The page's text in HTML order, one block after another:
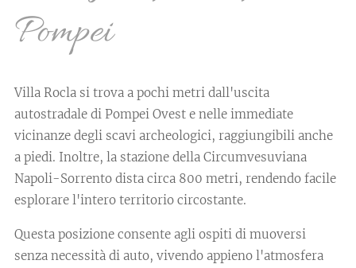
Pompei
Villa Rocla si trova a pochi metri dall'uscita
autostradale di Pompei Ovest e nelle immediate
vicinanze degli scavi archeologici, raggiungibili anche
a piedi. Inoltre, la stazione della Circumvesuviana
Napoli-Sorrento dista circa 800 metri, rendendo facile
esplorare l'intero territorio circostante.
Questa posizione consente agli ospiti di muoversi
senza necessità di auto, vivendo appieno l'atmosfera